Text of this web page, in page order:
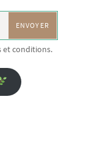
et conditions.